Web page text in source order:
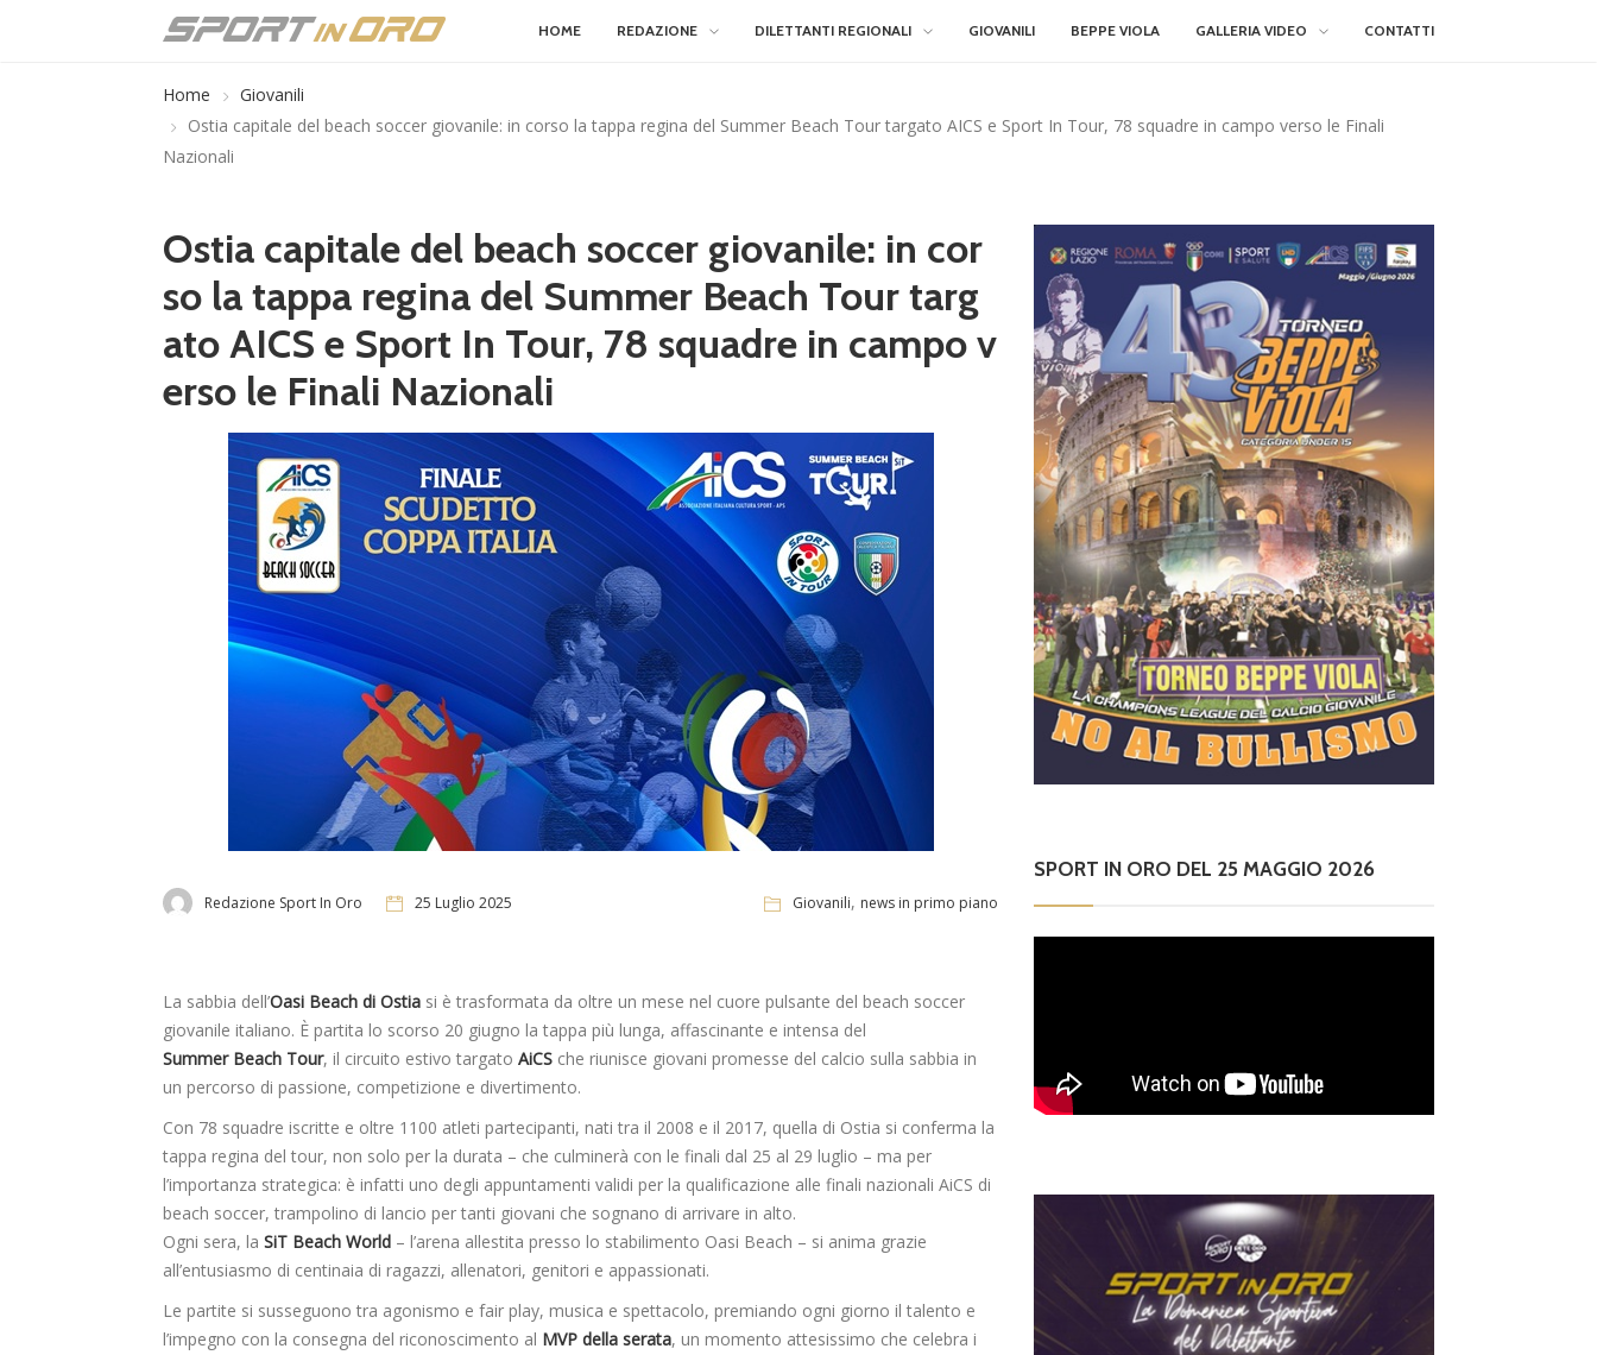
HOME REDAZIONE DILETTANTI REGIONALI GIOVANILI BEPPE VIOLA GALLERIA VIDEO CONTATTI
Home
Giovanili
Ostia capitale del beach soccer giovanile: in corso la tappa regina del Summer Beach Tour targato AICS e Sport In Tour, 78 squadre in campo verso le Finali
Nazionali
Ostia capitale del beach soccer giovanile: in cor
so la tappa regina del Summer Beach Tour targ
ato AICS e Sport In Tour, 78 squadre in campo v
erso le Finali Nazionali
Redazione Sport In Oro 25 Luglio 2025 Giovanili, news in primo piano
La sabbia dell’Oasi Beach di Ostia si è trasformata da oltre un mese nel cuore pulsante del beach soccer
giovanile italiano. È partita lo scorso 20 giugno la tappa più lunga, affascinante e intensa del
Summer Beach Tour, il circuito estivo targato AiCS che riunisce giovani promesse del calcio sulla sabbia in
un percorso di passione, competizione e divertimento.
Con 78 squadre iscritte e oltre 1100 atleti partecipanti, nati tra il 2008 e il 2017, quella di Ostia si conferma la
tappa regina del tour, non solo per la durata – che culminerà con le finali dal 25 al 29 luglio – ma per
l’importanza strategica: è infatti uno degli appuntamenti validi per la qualificazione alle finali nazionali AiCS di
beach soccer, trampolino di lancio per tanti giovani che sognano di arrivare in alto.
Ogni sera, la SiT Beach World – l’arena allestita presso lo stabilimento Oasi Beach – si anima grazie
all’entusiasmo di centinaia di ragazzi, allenatori, genitori e appassionati.
Le partite si susseguono tra agonismo e fair play, musica e spettacolo, premiando ogni giorno il talento e
l’impegno con la consegna del riconoscimento al MVP della serata, un momento attesissimo che celebra i
SPORT IN ORO DEL 25 MAGGIO 2026